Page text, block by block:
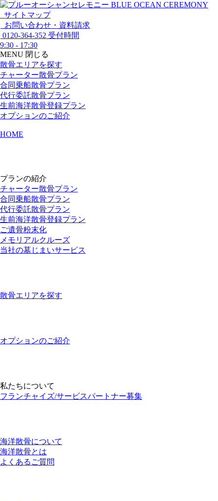
サイトマップ
お問い合わせ・資料請求
0120-364-352 受付時間
9:30 - 17:30
MENU 閉じる
散骨エリアを探す
チャーター散骨プラン
合同乗船散骨プラン
代行委託散骨プラン
生前海洋散骨登録プラン
オプションのご紹介
HOME
プランの紹介
チャーター散骨プラン
合同乗船散骨プラン
代行委託散骨プラン
生前海洋散骨登録プラン
ご遺骨粉末化
メモリアルクルーズ
当社の墓じまいサービス
散骨エリアを探す
オプションのご紹介
私たちについて
フランチャイズ/サービスパートナー募集
海洋散骨について
海洋散骨とは
よくあるご質問